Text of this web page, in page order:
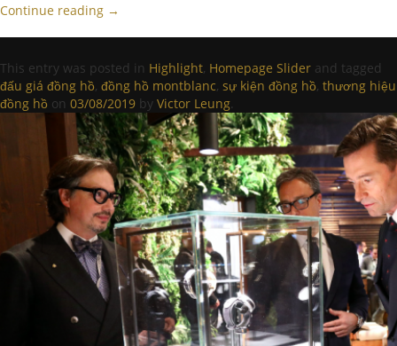
Continue reading →
This entry was posted in Highlight, Homepage Slider and tagged
đấu giá đồng hồ, đồng hồ montblanc, sự kiện đồng hồ, thương hiệu
đồng hồ on 03/08/2019 by Victor Leung.